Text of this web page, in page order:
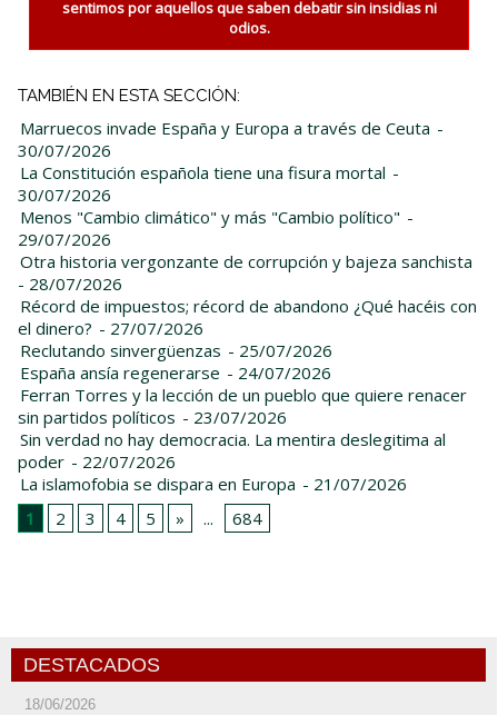
sentimos por aquellos que saben debatir sin insidias ni
odios.
TAMBIÉN EN ESTA SECCIÓN:
Marruecos invade España y Europa a través de Ceuta -
30/07/2026
La Constitución española tiene una fisura mortal -
30/07/2026
Menos "Cambio climático" y más "Cambio político" -
29/07/2026
Otra historia vergonzante de corrupción y bajeza sanchista
- 28/07/2026
Récord de impuestos; récord de abandono ¿Qué hacéis con
el dinero? - 27/07/2026
Reclutando sinvergüenzas - 25/07/2026
España ansía regenerarse - 24/07/2026
Ferran Torres y la lección de un pueblo que quiere renacer
sin partidos políticos - 23/07/2026
Sin verdad no hay democracia. La mentira deslegitima al
poder - 22/07/2026
La islamofobia se dispara en Europa - 21/07/2026
1
2 3 4 5 » ... 684
DESTACADOS
18/06/2026